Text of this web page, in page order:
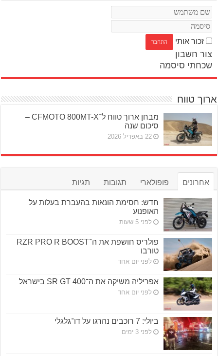
זכור אותי
צור חשבון
שכחתי סיסמה
ארוך טווח
מבחן ארוך טווח ל־CFMOTO 800MT-X –
סיכום שנה
22 באפריל 2026
אחרונים פופולארי תגובות תגיות
חדש: חסימת הונאות בהעברת בעלות על
האופנוע
לפני 5 שעות
פולריס חושפת את ה־RZR PRO R BOOST
טורבו
לפני יום אחד
אפריליה משיקה את ה־SR GT 400 בישראל
לפני יום אחד
ביולי: 7 רוכבים נהרגו על דו־גלגלי
לפני 3 ימים